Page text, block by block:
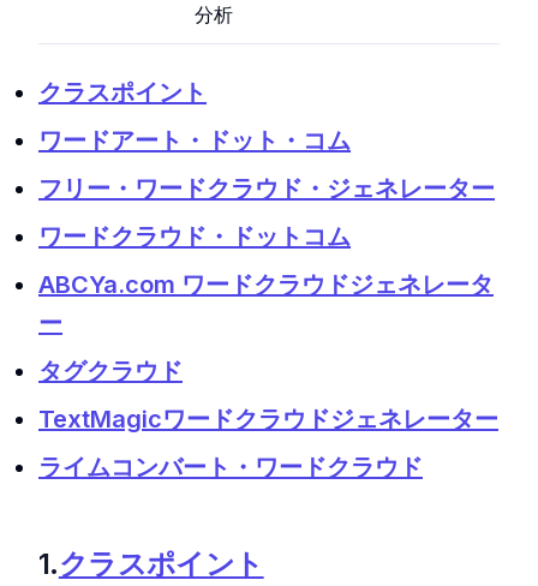
分析
クラスポイント
ワードアート・ドット・コム
フリー・ワードクラウド・ジェネレーター
ワードクラウド・ドットコム
ABCYa.com ワードクラウドジェネレータ
ー
タグクラウド
TextMagicワードクラウドジェネレーター
ライムコンバート・ワードクラウド
1.クラスポイント